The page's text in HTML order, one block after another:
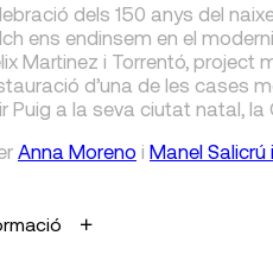
dels 150 anys del
ens endinsem en el
Martinez i Torrentó, project
d’una de les cases
Puig a la seva ciutat natal, la
Anna Moreno i Manel Salicrú